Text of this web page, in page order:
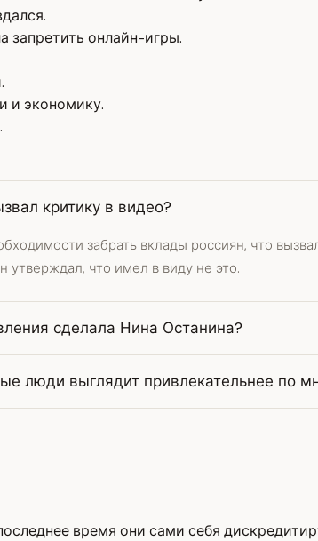
запретить онлайн-игры.
и экономику.
критику в видео?
забрать вклады россиян, что
утверждал, что имел в виду не это.
сделала Нина Останина?
люди выглядит привлекательнее по
время они сами себя